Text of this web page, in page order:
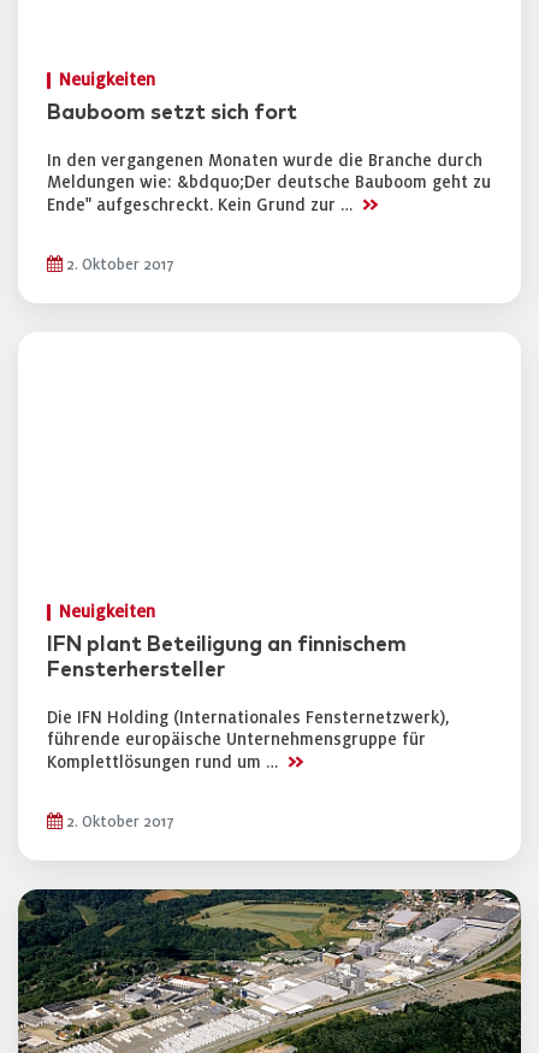
Neuigkeiten
Bauboom setzt sich fort
In den vergangenen Monaten wurde die Branche durch
Meldungen wie: &bdquo;Der deutsche Bauboom geht zu
Ende" aufgeschreckt. Kein Grund zur … >>
2. Oktober 2017
Neuigkeiten
IFN plant Beteiligung an finnischem
Fensterhersteller
Die IFN Holding (Internationales Fensternetzwerk),
führende europäische Unternehmensgruppe für
Komplettlösungen rund um … >>
2. Oktober 2017